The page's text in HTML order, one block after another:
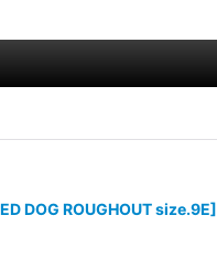
DOG ROUGHOUT size.9E]